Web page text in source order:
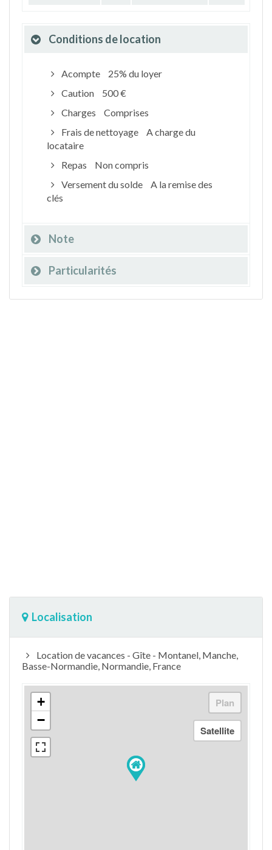
Conditions de location
Acompte
25% du loyer
Caution
500 €
Charges
Comprises
Frais de nettoyage
A charge du
locataire
Repas
Non compris
Versement du solde
A la remise des
clés
Note
Particularités
Localisation
Location de vacances - Gîte - Montanel, Manche,
Basse-Normandie, Normandie, France
+
−